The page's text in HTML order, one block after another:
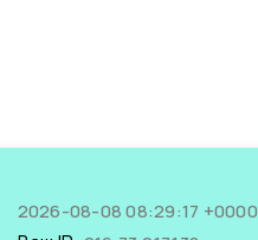
2026-08-08 08:29:17 +0000